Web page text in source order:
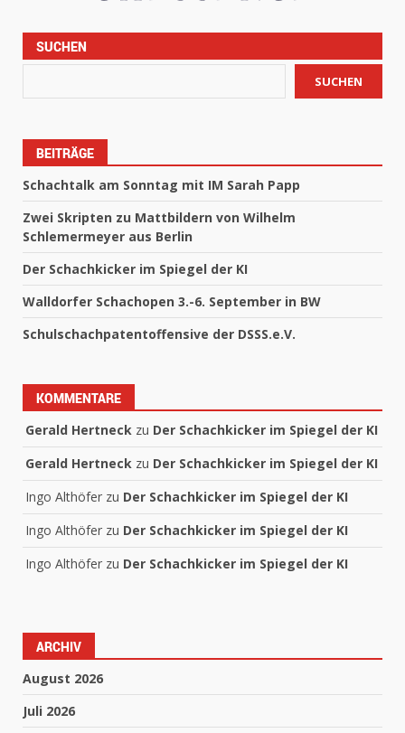
SUCHEN
SUCHEN
BEITRÄGE
Schachtalk am Sonntag mit IM Sarah Papp
Zwei Skripten zu Mattbildern von Wilhelm
Schlemermeyer aus Berlin
Der Schachkicker im Spiegel der KI
Walldorfer Schachopen 3.-6. September in BW
Schulschachpatentoffensive der DSSS.e.V.
KOMMENTARE
Gerald Hertneck zu Der Schachkicker im Spiegel der KI
Gerald Hertneck zu Der Schachkicker im Spiegel der KI
Ingo Althöfer zu Der Schachkicker im Spiegel der KI
Ingo Althöfer zu Der Schachkicker im Spiegel der KI
Ingo Althöfer zu Der Schachkicker im Spiegel der KI
ARCHIV
August 2026
Juli 2026